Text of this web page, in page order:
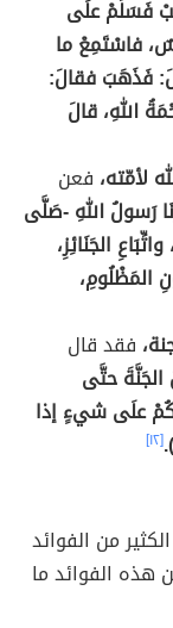
فَسَلِّمْ علَى
فاسْتَمِعْ ما
فَذَهَبَ فقالَ:
اللهِ، قالَ
لأمّته، فعن
رَسولُ اللهِ -صَلَّى
الجَنَائِزِ،
المَظْلُومِ،
فقد قال
الجَنَّةَ حتَّى
علَى شيءٍ إذا
[١٢]
من الفوائد
هذه الفوائد ما